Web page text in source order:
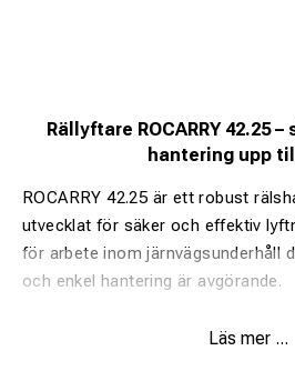
Rällyftare ROCARRY 42.25
hantering upp
ROCARRY 42.25 är ett robust
utvecklat för säker och effektiv
för arbete inom järnvägsunderhåll
och enkel hantering är avgörande.
Läs mer ...